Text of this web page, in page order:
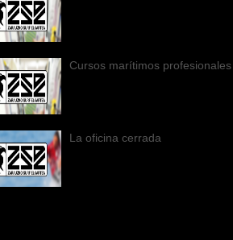
Cursos marítimos profesionales
La oficina cerrada